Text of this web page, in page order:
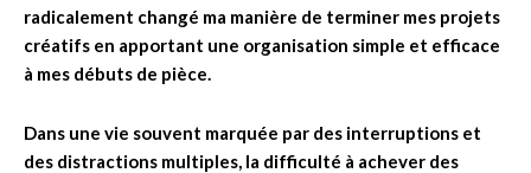
radicalement changé ma manière de terminer mes projets
créatifs en apportant une organisation simple et efficace
à mes débuts de pièce.
Dans une vie souvent marquée par des interruptions et
des distractions multiples, la difficulté à achever des